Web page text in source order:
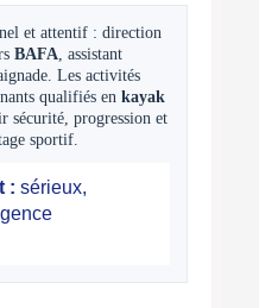
et attentif : direction
BAFA, assistant
Les activités
qualifiés en kayak
sécurité, progression et
sportif.
: sérieux,